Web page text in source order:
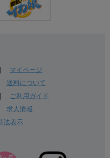
マイページ
送料について
ご利用ガイド
求人情報
法表示